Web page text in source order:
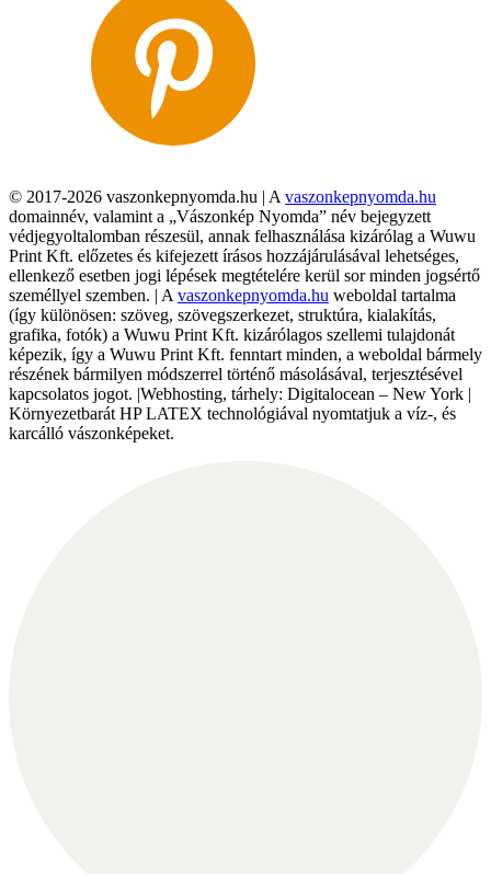
© 2017-2026 vaszonkepnyomda.hu | A vaszonkepnyomda.hu
domainnév, valamint a „Vászonkép Nyomda” név bejegyzett
védjegyoltalomban részesül, annak felhasználása kizárólag a Wuwu
Print Kft. előzetes és kifejezett írásos hozzájárulásával lehetséges,
ellenkező esetben jogi lépések megtételére kerül sor minden jogsértő
személlyel szemben. | A vaszonkepnyomda.hu weboldal tartalma
(így különösen: szöveg, szövegszerkezet, struktúra, kialakítás,
grafika, fotók) a Wuwu Print Kft. kizárólagos szellemi tulajdonát
képezik, így a Wuwu Print Kft. fenntart minden, a weboldal bármely
részének bármilyen módszerrel történő másolásával, terjesztésével
kapcsolatos jogot. |Webhosting, tárhely: Digitalocean – New York |
Környezetbarát HP LATEX technológiával nyomtatjuk a víz-, és
karcálló vászonképeket.